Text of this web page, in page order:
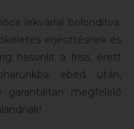
lekvárral bolondítva.
erjesztésnek és
hasonlít a friss, érett
ebéd után,
garantáltan megfelelő